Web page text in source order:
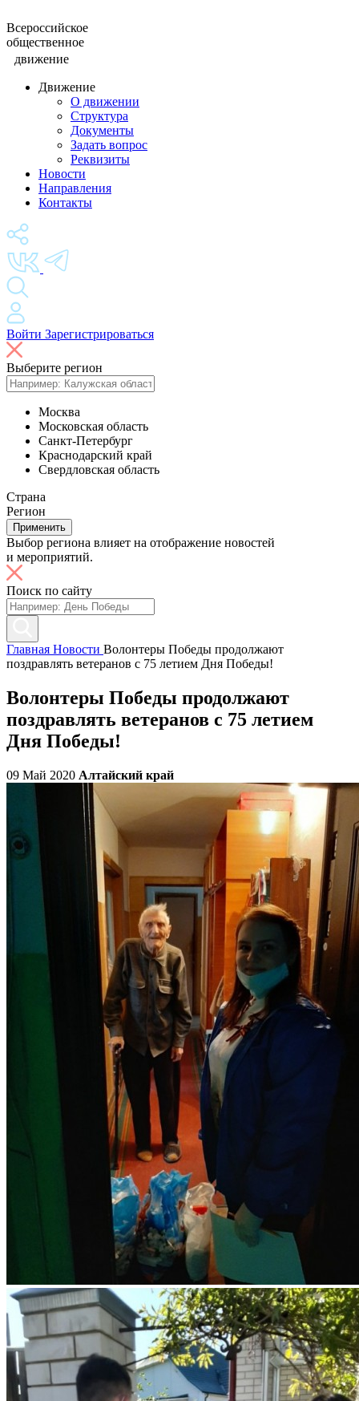
Всероссийское
общественное
движение
Движение
О движении
Структура
Документы
Задать вопрос
Реквизиты
Новости
Направления
Контакты
Войти Зарегистрироваться
Выберите регион
Москва
Московская область
Санкт-Петербург
Краснодарский край
Свердловская область
Страна
Регион
Применить
Выбор региона влияет на отображение новостей
и мероприятий.
Поиск по сайту
Главная Новости Волонтеры Победы продолжают
поздравлять ветеранов с 75 летием Дня Победы!
Волонтеры Победы продолжают
поздравлять ветеранов с 75 летием
Дня Победы!
09 Май 2020 Алтайский край